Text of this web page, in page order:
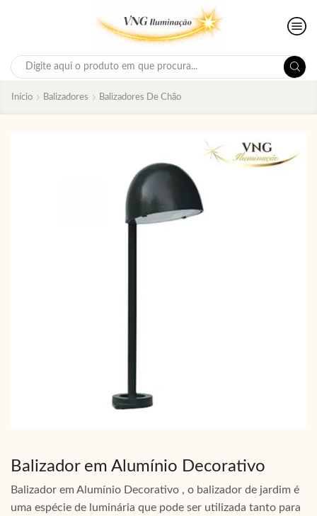
Search
Início Balizadores Balizadores De Chão
Balizador em Alumínio Decorativo
Balizador em Alumínio Decorativo , o balizador de jardim é
uma espécie de luminária que pode ser utilizada tanto para